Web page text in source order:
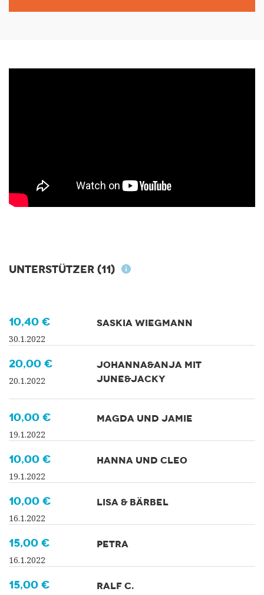
Unterstützer (11)
10,40 €
30.1.2022
SASKIA WIEGMANN
20,00 €
20.1.2022
JOHANNA&ANJA MIT
JUNE&JACKY
10,00 €
19.1.2022
MAGDA UND JAMIE
10,00 €
19.1.2022
HANNA UND CLEO
10,00 €
16.1.2022
LISA & BÄRBEL
15,00 €
16.1.2022
PETRA
15,00 € RALF C.